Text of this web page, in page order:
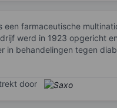
een farmaceutische
werd in 1923 opgericht
in behandelingen tegen
omvat onder meer
en groeistoornissen.
door